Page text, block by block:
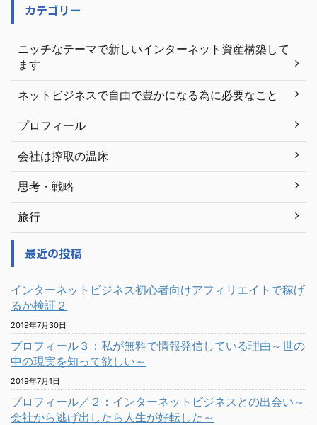
カテゴリー
ニッチなテーマで新しいインターネット資産構築して
ます
ネットビジネスで自由で豊かになる為に必要なこと
プロフィール
会社は搾取の温床
思考・戦略
旅行
最近の投稿
インターネットビジネス初心者向けアフィリエイトで稼げ
るか検証２
2019年7月30日
プロフィール３：私が無料で情報発信している理由～世の
中の現実を知って欲しい～
2019年7月1日
プロフィール／２：インターネットビジネスとの出会い～
会社から逃げ出したら人生が好転した～